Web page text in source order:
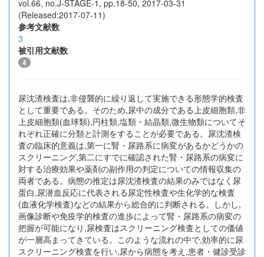
vol.66, no.J-STAGE-1, pp.18-50, 2017-03-31
(Released:2017-07-11)
参考文献数
3
被引用文献数
4
尿沈渣検査は,非侵襲的に繰り返して実施できる形態学的検査
として重要である。そのため,尿中の成分である上皮細胞類,非
上皮細胞類(血球類),円柱類,塩類・結晶類,微生物類についてそ
れぞれ正確に分類と計測をすることが必要である。尿沈渣検
査の臨床的意義は,第一に腎・尿路系に病変があるかどうかの
スクリーニング,第二にすでに確認された腎・尿路系の病変に
対する治療効果や薬剤の副作用の判定についての情報収集の
両者である。病態の推定は尿沈渣検査の結果のみではなく尿
蛋白,尿潜血反応に代表される尿定性検査や生化学的な検査
(血液化学検査)などの結果から総合的に判断される。しかし,
画像診断や免疫学的検査の進歩によって腎・尿路系の病変の
把握が可能になり,尿検査はスクリーニング検査としての価値
が一層高まってきている。このような流れの中で,効率的に尿
スクリーニング検査を行い,尿から病態を考え,患者・健診受診